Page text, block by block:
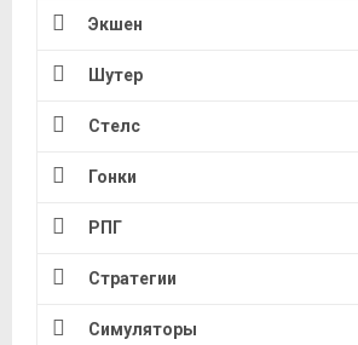
Экшен
Шутер
Стелс
Гонки
РПГ
Стратегии
Симуляторы